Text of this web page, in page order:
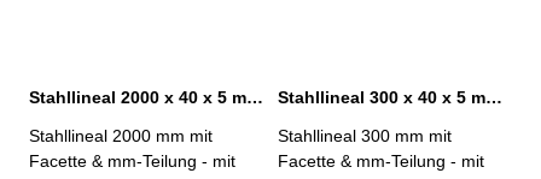
Stahllineal 2000 x 40 x 5 mm mit Facette & mm-Teilung
Stahllineal 2000 mm mit
Facette & mm-Teilung - mit
Stahllineal 300 x 40 x 5 mm mit Facette & mm-Teilung
Stahllineal 300 mm mit
Facette & mm-Teilung - mit